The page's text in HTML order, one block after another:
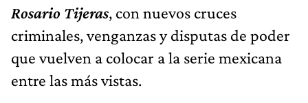
Rosario Tijeras, con nuevos cruces
criminales, venganzas y disputas de poder
que vuelven a colocar a la serie mexicana
entre las más vistas.